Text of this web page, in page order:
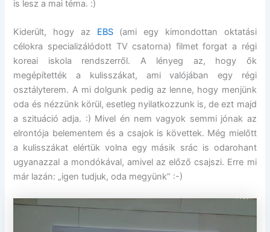
is lesz a mai téma. :)
Kiderült, hogy az EBS(ami egy kimondottan oktatási
célokra specializálódott TV csatorna) filmet forgat a régi
koreai iskola rendszerről. A lényeg az, hogy ők
megépítették a kulisszákat, ami valójában egy régi
osztályterem. A mi dolgunk pedig az lenne, hogy menjünk
oda és nézzünk körül, esetleg nyilatkozzunk is, de ezt majd
a szituáció adja. :) Mivel én nem vagyok semmi jónak az
elrontója belementem és a csajok is követtek. Még mielőtt
a kulisszákat elértük volna egy másik srác is odarohant
ugyanazzal a mondókával, amivel az előző csajszi. Erre mi
már lazán: „igen tudjuk, oda megyünk” :-)